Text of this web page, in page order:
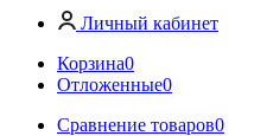
Личный кабинет
Корзина0
Отложенные0
Сравнение товаров0